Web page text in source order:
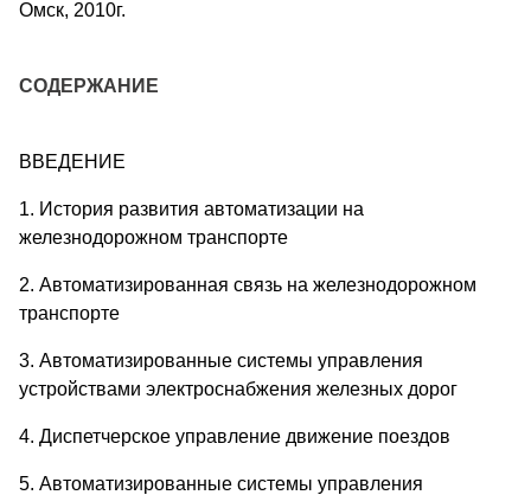
Омск, 2010г.
CОДЕРЖАНИЕ
ВВЕДЕНИЕ
1. История развития автоматизации на
железнодорожном транспорте
2. Автоматизированная связь на железнодорожном
транспорте
3. Автоматизированные системы управления
устройствами электроснабжения железных дорог
4. Диспетчерское управление движение поездов
5. Автоматизированные системы управления